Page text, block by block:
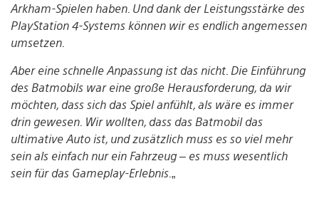
Arkham-Spielen haben. Und dank der Leistungsstärke des
PlayStation 4-Systems können wir es endlich angemessen
umsetzen.
Aber eine schnelle Anpassung ist das nicht. Die Einführung
des Batmobils war eine große Herausforderung, da wir
möchten, dass sich das Spiel anfühlt, als wäre es immer
drin gewesen. Wir wollten, dass das Batmobil das
ultimative Auto ist, und zusätzlich muss es so viel mehr
sein als einfach nur ein Fahrzeug – es muss wesentlich
sein für das Gameplay-Erlebnis.„